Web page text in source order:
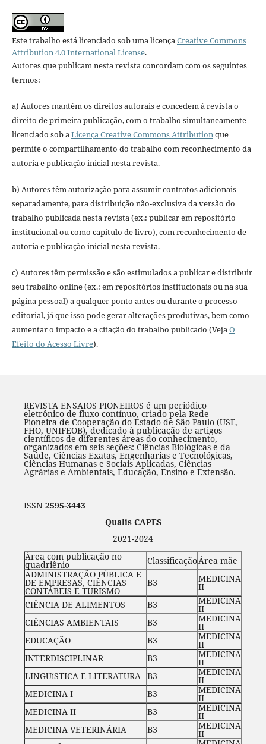
Este trabalho está licenciado sob uma licençaCreative Commons
Attribution 4.0 International License.
Autores que publicam nesta revista concordam com os seguintes
termos:
a) Autores mantém os direitos autorais e concedem à revista o
direito de primeira publicação, com o trabalho simultaneamente
licenciado sob aLicença Creative Commons Attributionque
permite o compartilhamento do trabalho com reconhecimento da
autoria e publicação inicial nesta revista.
b) Autores têm autorização para assumir contratos adicionais
separadamente, para distribuição não-exclusiva da versão do
trabalho publicada nesta revista (ex.: publicar em repositório
institucional ou como capítulo de livro), com reconhecimento de
autoria e publicação inicial nesta revista.
c) Autores têm permissão e são estimulados a publicar e distribuir
seu trabalho online (ex.: em repositórios institucionais ou na sua
página pessoal) a qualquer ponto antes ou durante o processo
editorial, já que isso pode gerar alterações produtivas, bem como
aumentar o impacto e a citação do trabalho publicado (VejaO
Efeito do Acesso Livre).
REVISTA ENSAIOS PIONEIROS é um periódico
eletrônico de fluxo contínuo, criado pela Rede
Pioneira de Cooperação do Estado de São Paulo (USF,
FHO, UNIFEOB), dedicado à publicação de artigos
científicos de diferentes áreas do conhecimento,
organizados em seis seções: Ciências Biológicas e da
Saúde, Ciências Exatas, Engenharias e Tecnológicas,
Ciências Humanas e Sociais Aplicadas, Ciências
Agrárias e Ambientais, Educação, Ensino e Extensão.
ISSN 2595-3443
Qualis CAPES
2021-2024
Área com publicação no
quadriênio ClassificaçãoÁrea mãe
ADMINISTRAÇÃO PÚBLICA E
DE EMPRESAS, CIÊNCIAS
CONTÁBEIS E TURISMO
B3 MEDICINA
II
CIÊNCIA DE ALIMENTOS
B3 MEDICINA
II
CIÊNCIAS AMBIENTAIS
B3 MEDICINA
II
EDUCAÇÃO
B3 MEDICINA
II
INTERDISCIPLINAR
B3 MEDICINA
II
LINGUíSTICA E LITERATURA B3 MEDICINA
II
MEDICINA I
B3 MEDICINA
II
MEDICINA II
B3 MEDICINA
II
MEDICINA VETERINÁRIA
B3 MEDICINA
II